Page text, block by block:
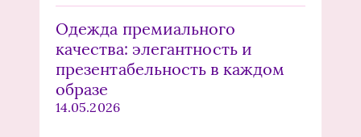
Одежда премиального
качества: элегантность и
презентабельность в каждом
образе
14.05.2026